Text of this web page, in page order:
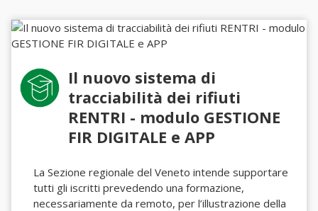
Il nuovo sistema di
tracciabilità dei rifiuti
RENTRI - modulo GESTIONE
FIR DIGITALE e APP
La Sezione regionale del Veneto intende supportare
tutti gli iscritti prevedendo una formazione,
necessariamente da remoto, per l’illustrazione della